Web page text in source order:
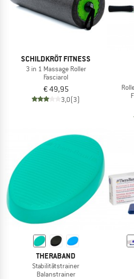
SCHILDKRÖT FITNESS
3 in 1 Massage Roller
Fasciarol
€ 49,95
3,0(3)
THERABAND
Stabilitätstrainer
Balanstrainer